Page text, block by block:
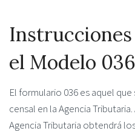
el Modelo 036
El formulario 036 es aquel
censal en la Agencia
Agencia Tributaria obtendrá